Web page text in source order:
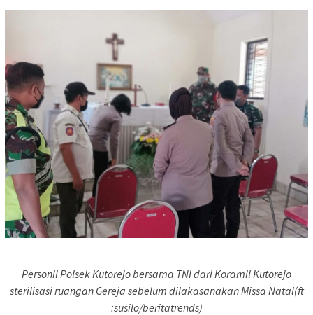
Personil Polsek Kutorejo bersama TNI dari Koramil Kutorejo
sterilisasi ruangan Gereja sebelum dilakasanakan Missa Natal(ft
:susilo/beritatrends)